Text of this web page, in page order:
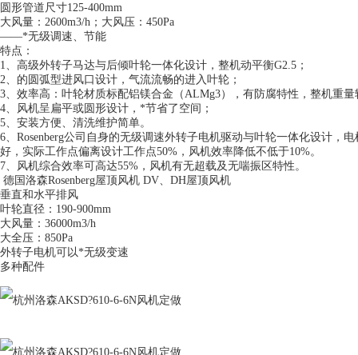
圆形管道尺寸125-400mm
大风量：2600m3/h；大风压：450Pa
——*无级调速、节能
特点：
1、高级外转子马达与后倾叶轮一体化设计，整机动平衡G2.5；
2、的圆弧型进风口设计，气流流畅的进入叶轮；
3、效率高：叶轮材质标配铝镁合金（ALMg3），有防腐特性，整机重
4、风机呈扁平或圆形设计，*节省了空间；
5、安装方便、清洗维护简单。
6、Rosenberg公司自身的无级调速外转子电机驱动与叶轮一体化设计
好，实际工作点偏离设计工作点50%，风机效率降低不低于10%。
7、风机综合效率可高达55%，风机有无超载及无喘振区特性。
德国洛森Rosenberg屋顶风机 DV、DH屋顶风机
垂直和水平排风
叶轮直径：190-900mm
大风量：36000m3/h
大全压：850Pa
外转子电机可以*无级变速
多种配件